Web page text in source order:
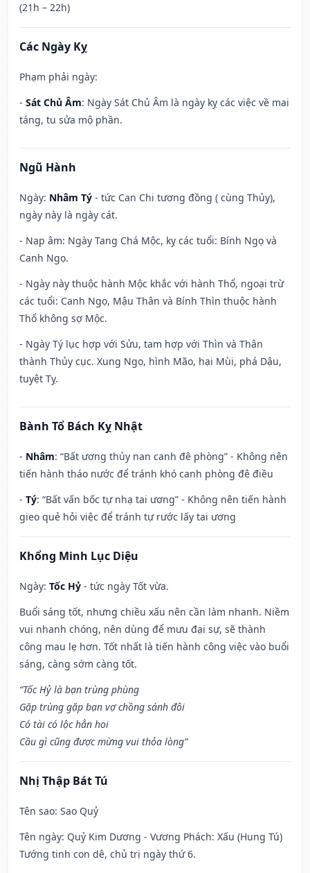
(21h – 22h)
Các Ngày Kỵ
Phạm phải ngày:
- Sát Chủ Âm: Ngày Sát Chủ Âm là ngày kỵ các việc về mai
táng, tu sửa mộ phần.
Ngũ Hành
Ngày: Nhâm Tý - tức Can Chi tương đồng ( cùng Thủy),
ngày này là ngày cát.
- Nạp âm: Ngày Tang Chá Mộc, kỵ các tuổi: Bính Ngọ và
Canh Ngọ.
- Ngày này thuộc hành Mộc khắc với hành Thổ, ngoại trừ
các tuổi: Canh Ngọ, Mậu Thân và Bính Thìn thuộc hành
Thổ không sợ Mộc.
- Ngày Tý lục hợp với Sửu, tam hợp với Thìn và Thân
thành Thủy cục. Xung Ngọ, hình Mão, hại Mùi, phá Dậu,
tuyệt Tỵ.
Bành Tổ Bách Kỵ Nhật
- Nhâm: “Bất ương thủy nan canh đê phòng” - Không nên
tiến hành tháo nước để tránh khó canh phòng đê điều
- Tý: “Bất vấn bốc tự nhạ tai ương” - Không nên tiến hành
gieo quẻ hỏi việc để tránh tự rước lấy tai ương
Khổng Minh Lục Diệu
Ngày: Tốc Hỷ - tức ngày Tốt vừa.
Buổi sáng tốt, nhưng chiều xấu nên cần làm nhanh. Niềm
vui nhanh chóng, nên dùng để mưu đại sự, sẽ thành
công mau lẹ hơn. Tốt nhất là tiến hành công việc vào buổi
sáng, càng sớm càng tốt.
“Tốc Hỷ là bạn trùng phùng
Gặp trùng gặp bạn vợ chồng sánh đôi
Có tài có lộc hẳn hoi
Cầu gì cũng được mừng vui thỏa lòng”
Nhị Thập Bát Tú
Tên sao: Sao Quỷ
Tên ngày: Quỷ Kim Dương - Vương Phách: Xấu (Hung Tú)
Tướng tinh con dê, chủ trị ngày thứ 6.